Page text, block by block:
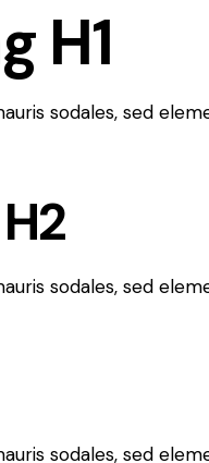
H1
sodales, sed
sodales, sed
sodales, sed